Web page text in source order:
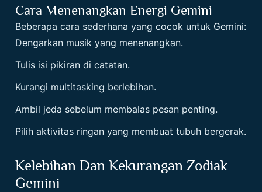
Cara Menenangkan Energi Gemini
Beberapa cara sederhana yang cocok untuk Gemini:
Dengarkan musik yang menenangkan.
Tulis isi pikiran di catatan.
Kurangi multitasking berlebihan.
Ambil jeda sebelum membalas pesan penting.
Pilih aktivitas ringan yang membuat tubuh bergerak.
Kelebihan Dan Kekurangan Zodiak
Gemini